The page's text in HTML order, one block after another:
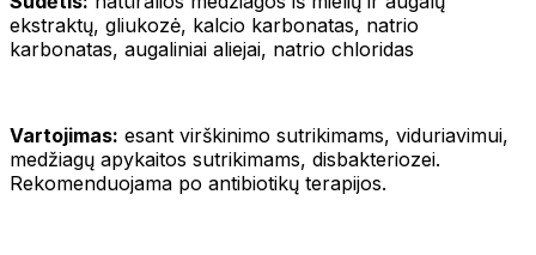
ekstraktų, gliukozė, kalcio karbonatas, natrio
karbonatas, augaliniai aliejai, natrio chloridas
Vartojimas: esant virškinimo sutrikimams, viduriavimui,
medžiagų apykaitos sutrikimams, disbakteriozei.
Rekomenduojama po antibiotikų terapijos.